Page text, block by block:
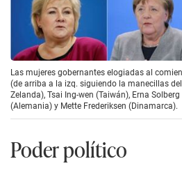
Las mujeres gobernantes elogiadas al
(de arriba a la izq. siguiendo la manecillas
Zelanda), Tsai Ing-wen (Taiwán), Erna
(Alemania) y Mette Frederiksen (Dinamarca).
Poder político